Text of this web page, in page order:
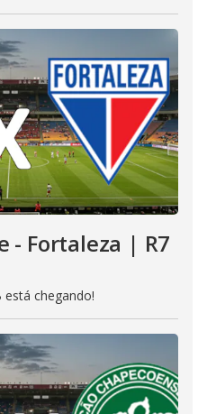
- Fortaleza | R7
está chegando!